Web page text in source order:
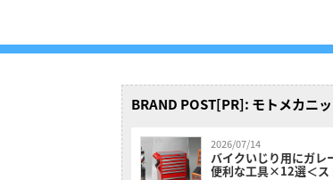
BRAND POST[PR]: モトメカニ
2026/07/14
バイクいじり用にガレ
便利な工具×12選＜ス